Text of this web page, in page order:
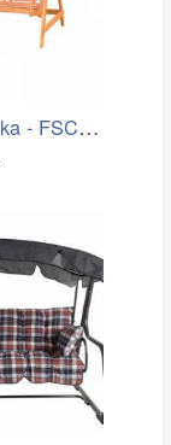
EDEN houpačka - FSC ROJAPLAST